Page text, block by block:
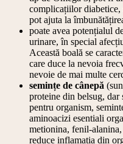
complicațiilor
pot ajuta la
poate avea potențialul
urinare, în special
Această boală se
care duce la nevoia
nevoie de mai multe
semințe de cânepă
proteine din belsug, dar
pentru organism,
aminoacizi esentiali
metionina, fenil-
reduce inflamația din